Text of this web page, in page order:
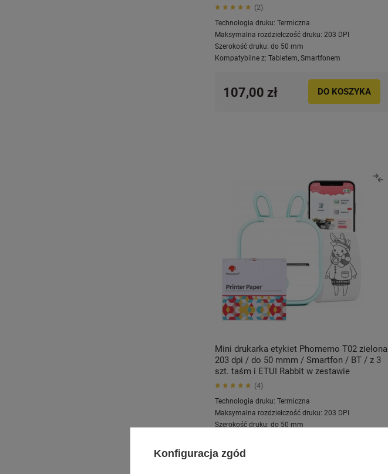
2
Technologia druku: Termiczna
Maksymalna rozdzielczość druku: 203 DPI
Szerokość druku: do 50 mm
Kompatybilne z: Tabletem, Smartfonem
107,00 zł DO KOSZYKA
Mini drukarka etykiet Phomemo T02 zielona
203 dpi / do 50 mmm / Smartfon / BT / z 3
szt. taśm i ETUI Rabbit w zestawie
4
Technologia druku: Termiczna
Maksymalna rozdzielczość druku: 203 DPI
Szerokość druku: do 50 mm
141,00 zł
Konfiguracja zgód